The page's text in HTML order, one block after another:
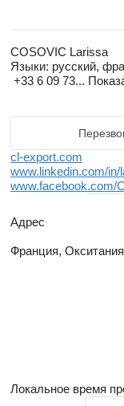
COSOVIC Larissa
Языки: русский,
+33 6 09 73...
cl-export.com
www.linkedin.com/
www.facebook.com/
Адрес
Франция,
Локальное время